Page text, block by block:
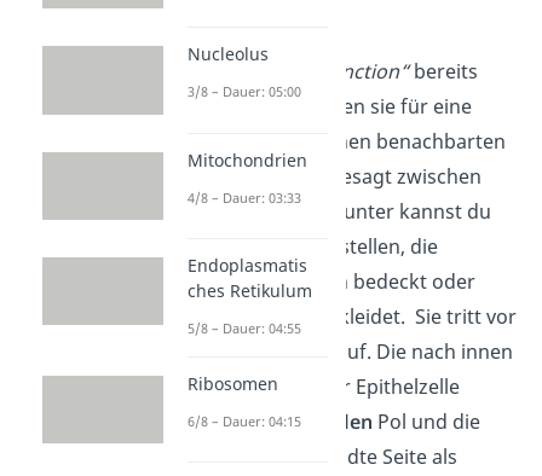
junction“bereits
bekannt gibt, sorgen sie für eine
Verbindung zwischen benachbarten
Zellen – genauer gesagt zwischen
Epithelzellen
. Darunter kannst du
dir eine Zellart vorstellen, die
Körperoberflächen bedeckt oder
Körperhöhlen auskleidet. Sie tritt vor
auf. Die nach innen
gewandte Seite
der Epithelzelle
kannst du alsbasalen Pol und die
nach außen gewandte Seite als
Nucleolus
3/8 – Dauer: 05:00
Mitochondrien
4/8 – Dauer: 03:33
Endoplasmatis
ches Retikulum
5/8 – Dauer: 04:55
Ribosomen
6/8 – Dauer: 04:15